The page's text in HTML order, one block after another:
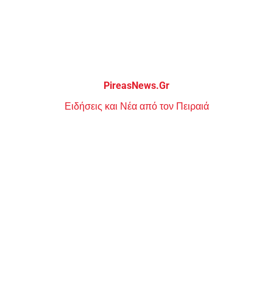
PireasNews.Gr
Ειδήσεις και Νέα από τον Πειραιά